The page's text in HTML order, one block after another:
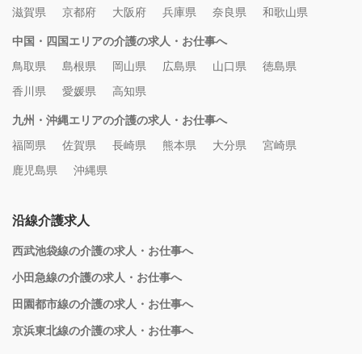
滋賀県
京都府 大阪府 兵庫県 奈良県 和歌山県
中国・四国エリアの介護の求人・お仕事へ
鳥取県
島根県 岡山県 広島県 山口県
徳島県
香川県
愛媛県 高知県
九州・沖縄エリアの介護の求人・お仕事へ
福岡県
佐賀県 長崎県 熊本県 大分県
宮崎県
鹿児島県
沖縄県
沿線介護求人
西武池袋線の介護の求人・お仕事へ
小田急線の介護の求人・お仕事へ
田園都市線の介護の求人・お仕事へ
京浜東北線の介護の求人・お仕事へ